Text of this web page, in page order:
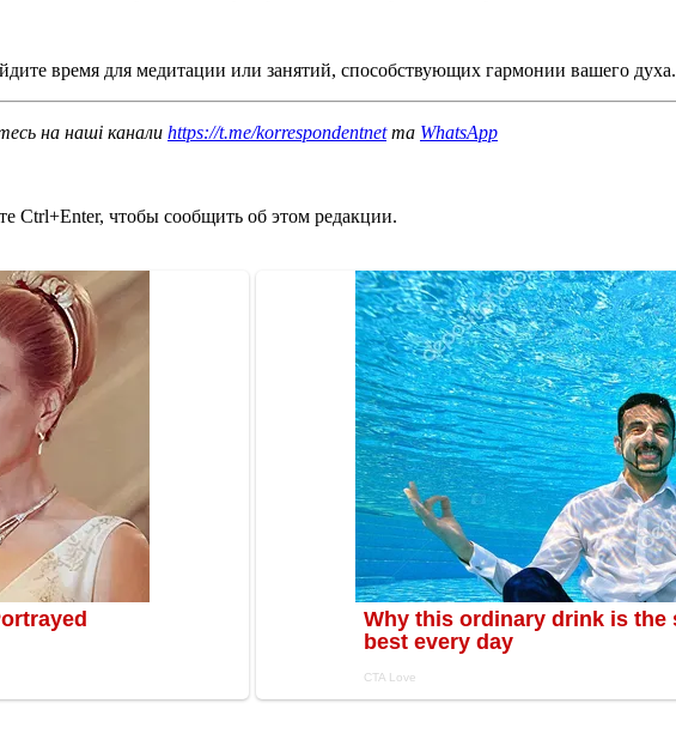
время для медитации или занятий, способствующих гармонии вашего духа.
на наші канали https://t.me/korrespondentnetта WhatsApp
Ctrl+Enter, чтобы сообщить об этом редакции.